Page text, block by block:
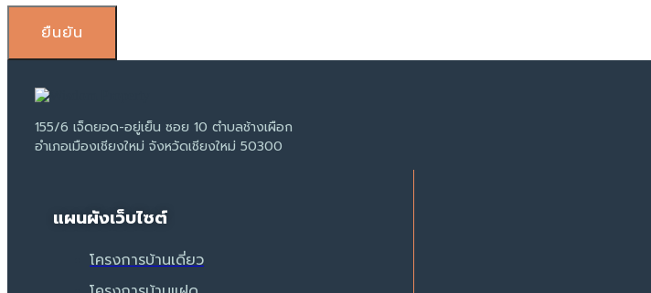
ยืนยัน
155/6 เจ็ดยอด-อยู่เย็น ซอย 10 ตำบลช้างเผือก
อำเภอเมืองเชียงใหม่ จังหวัดเชียงใหม่ 50300
แผนผังเว็บไซต์
โครงการบ้านเดี่ยว